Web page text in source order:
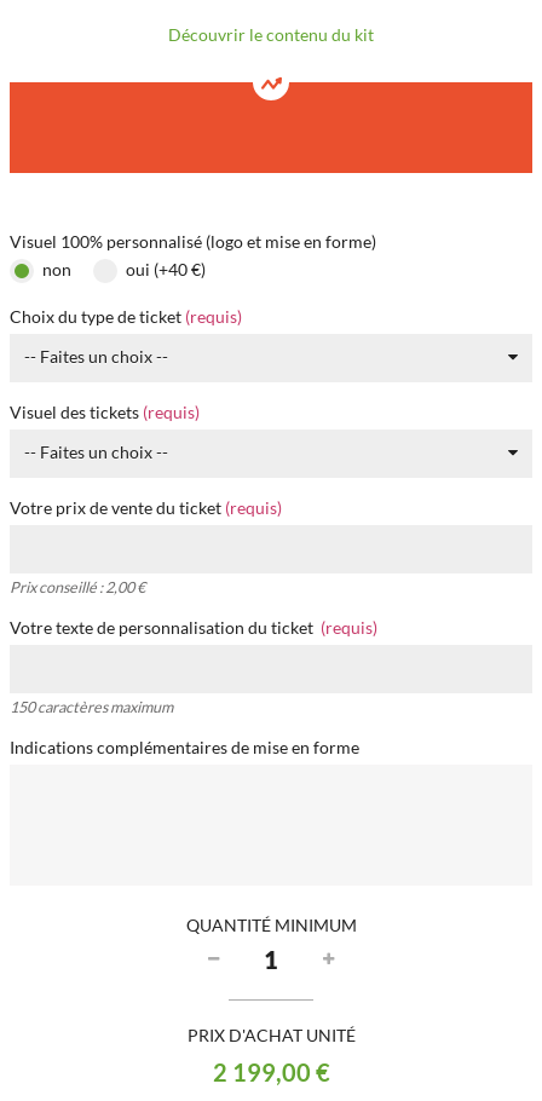
Découvrir le contenu du kit
Visuel 100% personnalisé (logo et mise en forme)
non
oui (+40 €)
Choix du type de ticket (requis)
-- Faites un choix --
Visuel des tickets (requis)
-- Faites un choix --
Votre prix de vente du ticket (requis)
Prix conseillé : 2,00 €
Votre texte de personnalisation du ticket (requis)
150 caractères maximum
Indications complémentaires de mise en forme
QUANTITÉ MINIMUM
PRIX D'ACHAT UNITÉ
2 199,00 €